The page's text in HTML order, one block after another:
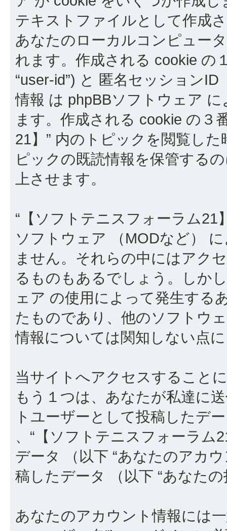
テキストファイルとして作成
あなたのローカルコンピュー
れます。作成される cookie の
“user-id”) と 匿名セッション
情報 は phpBBソフトウェア
ます。作成される cookie の３
21】” 内のトピックを閲覧し
ピックの既読情報を保管する
上させます。
“【ソフトテニスフォーラム21
ソフトウェア （MODなど）
ません。それらの中にはアク
るものもあるでしょう。しか
ェア の使用によって発生する
たものであり、他のソフトウ
情報については関知しない点
当サイトへアクセスすること
もう１つは、あなたが私達に
トユーザーとして投稿したデ
、“【ソフトテニスフォーラム
データ （以下 “あなたのアカ
稿したデータ （以下 “あなた
あなたのアカウント情報には